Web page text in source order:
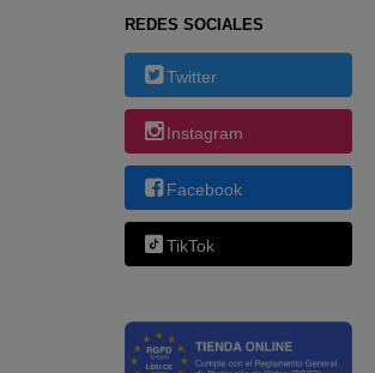
REDES SOCIALES
Twitter
Instagram
Facebook
TikTok